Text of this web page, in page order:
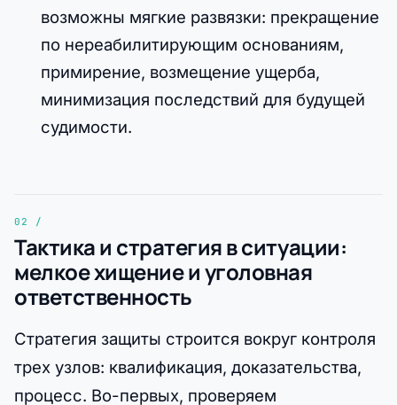
возможны мягкие развязки: прекращение
по нереабилитирующим основаниям,
примирение, возмещение ущерба,
минимизация последствий для будущей
судимости.
Тактика и стратегия в ситуации:
мелкое хищение и уголовная
ответственность
Стратегия защиты строится вокруг контроля
трех узлов: квалификация, доказательства,
процесс. Во-первых, проверяем